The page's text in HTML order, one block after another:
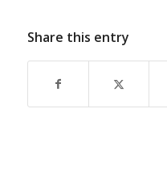
Share this entry